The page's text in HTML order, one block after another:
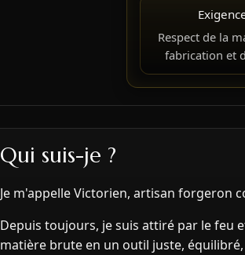
Respect de la
fabrication et
Qui suis-je ?
Je m'appelle Victorien, artisan forgeron
Depuis toujours, je suis attiré par le feu
matière brute en un outil juste,